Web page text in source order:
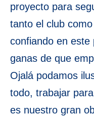
proyecto para
tanto el club
confiando en este
ganas de que
Ojalá podamos
todo, trabajar
es nuestro gran